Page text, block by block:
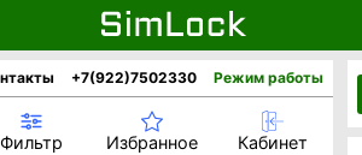
+7(922)7502330 Режим работы
Фильтр Избранное
Кабинет